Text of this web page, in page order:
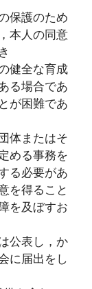
保護のため
本人の同意
健全な育成
る場合であ
が困難であ
体またはそ
める事務を
る必要があ
を得ること
を及ぼすお
公表し，か
に届出をし